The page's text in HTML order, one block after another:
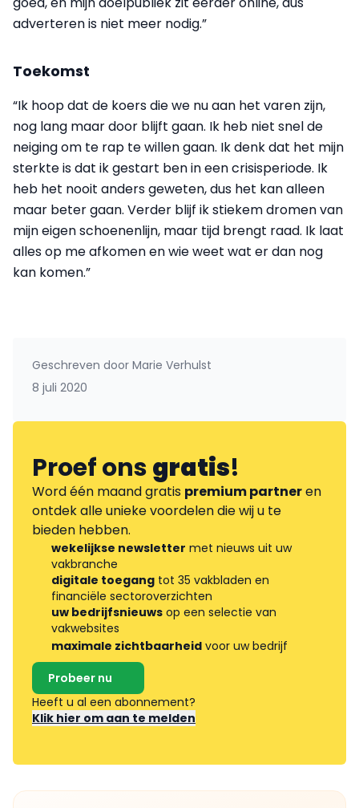
adverteren is niet meer nodig.”
Toekomst
“Ik hoop dat de koers die we nu aan het varen zijn,
nog lang maar door blijft gaan. Ik heb niet snel de
neiging om te rap te willen gaan. Ik denk dat het mijn
sterkte is dat ik gestart ben in een crisisperiode. Ik
heb het nooit anders geweten, dus het kan alleen
maar beter gaan. Verder blijf ik stiekem dromen van
mijn eigen schoenenlijn, maar tijd brengt raad. Ik laat
alles op me afkomen en wie weet wat er dan nog
kan komen.”
Geschreven door Marie Verhulst
8 juli 2020
Proef onsgratis!
Word één maand gratis premium partneren
ontdek alle unieke voordelen die wij u te
bieden hebben.
wekelijkse newsletter met nieuws uit uw
vakbranche
digitale toegang tot 35 vakbladen en
financiële sectoroverzichten
uw bedrijfsnieuws op een selectie van
vakwebsites
maximale zichtbaarheid voor uw bedrijf
Probeer nu
Heeft u al een abonnement?
Klik hier om aan te melden